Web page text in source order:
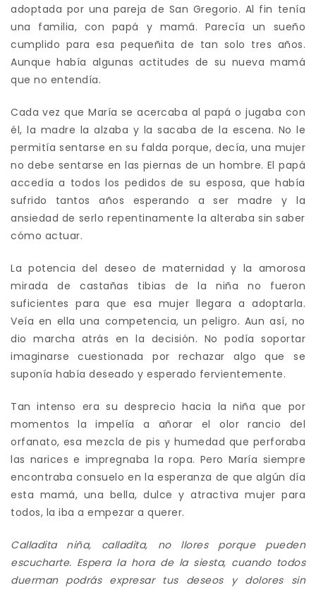
adoptada por una pareja de San Gregorio. Al fin tenía
una familia, con papá y mamá. Parecía un sueño
cumplido para esa pequeñita de tan solo tres años.
Aunque había algunas actitudes de su nueva mamá
que no entendía.
Cada vez que María se acercaba al papá o jugaba con
él, la madre la alzaba y la sacaba de la escena. No le
permitía sentarse en su falda porque, decía, una mujer
no debe sentarse en las piernas de un hombre. El papá
accedía a todos los pedidos de su esposa, que había
sufrido tantos años esperando a ser madre y la
ansiedad de serlo repentinamente la alteraba sin saber
cómo actuar.
La potencia del deseo de maternidad y la amorosa
mirada de castañas tibias de la niña no fueron
suficientes para que esa mujer llegara a adoptarla.
Veía en ella una competencia, un peligro. Aun así, no
dio marcha atrás en la decisión. No podía soportar
imaginarse cuestionada por rechazar algo que se
suponía había deseado y esperado fervientemente.
Tan intenso era su desprecio hacia la niña que por
momentos la impelía a añorar el olor rancio del
orfanato, esa mezcla de pis y humedad que perforaba
las narices e impregnaba la ropa. Pero María siempre
encontraba consuelo en la esperanza de que algún día
esta mamá, una bella, dulce y atractiva mujer para
todos, la iba a empezar a querer.
Calladita niña, calladita, no llores porque pueden
escucharte. Espera la hora de la siesta, cuando todos
duerman podrás expresar tus deseos y dolores sin